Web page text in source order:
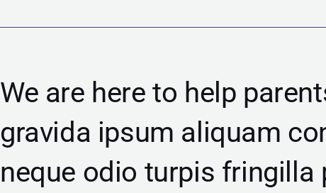
We are here to help
gravida ipsum aliquam
neque odio turpis fringilla